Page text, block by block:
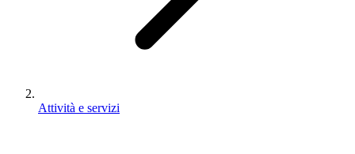
Attività e servizi